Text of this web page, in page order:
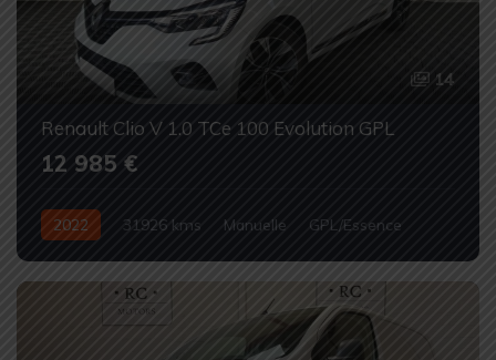
14
Renault Clio V 1.0 TCe 100 Evolution GPL
12 985 €
2022 31926 kms Manuelle
GPL/Essence